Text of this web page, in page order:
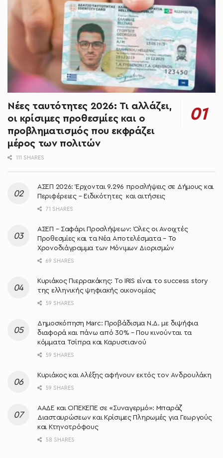
Νέες ταυτότητες 2026: Τι αλλάζει,
οι κρίσιμες προθεσμίες και ο
προβληματισμός που εκφράζει
μέρος των πολιτών
111 SHARES
ΑΣΕΠ 2026: Έρχονται 9.296 προσλήψεις σε Δήμους και
Περιφέρειες – Ειδικότητες και αιτήσεις
71 SHARES
ΑΣΕΠ – Σαφάρι Προσλήψεων: Όλες οι Ανοιχτές
Προθεσμίες και τα Νέα Αποτελέσματα – Το
Χρονοδιάγραμμα των Μόνιμων Διορισμών
69 SHARES
Κυριάκος Πιερρακάκης: Το IRIS είναι το success story
της ελληνικής ψηφιακής οικονομίας
59 SHARES
Δημοσκόπηση Marc: Προβάδισμα Ν.Δ. με διψήφια
διαφορά και πάνω από 30% – Που κινούνται τα
κόμματα Τσίπρα και Καρυστιανού
59 SHARES
Κυριάκος και Αλέξης αφήνουν εκτός τον Ανδρουλάκη
59 SHARES
ΑΑΔΕ και ΟΠΕΚΕΠΕ σε «Συναγερμό»: Μπαράζ
Διασταυρώσεων και Κρίσιμες Πληρωμές για Γεωργούς
και Κτηνοτρόφους
58 SHARES